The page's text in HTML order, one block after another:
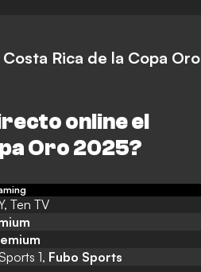
Rica de la Copa Oro
online el
Oro 2025?
Ten TV
1, Fubo Sports